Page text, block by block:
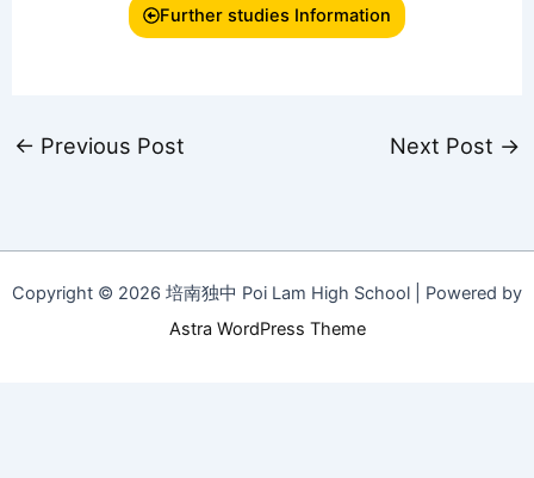
Further studies Information
← Previous Post Next Post →
Copyright © 2026 培南独中 Poi Lam High School | Powered by
Astra WordPress Theme